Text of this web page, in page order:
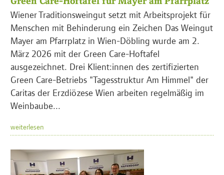
Wiener Traditionsweingut setzt mit Arbeitsprojekt für
Menschen mit Behinderung ein Zeichen Das Weingut
Mayer am Pfarrplatz in Wien-Döbling wurde am 2.
März 2026 mit der Green Care-Hoftafel
ausgezeichnet. Drei Klient:innen des zertifizierten
Green Care-Betriebs "Tagesstruktur Am Himmel" der
Caritas der Erzdiözese Wien arbeiten regelmäßig im
Weinbaube...
weiterlesen